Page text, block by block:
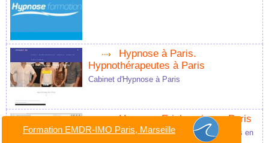
Hypnose à Paris.
Hypnothérapeutes à Paris
Cabinet d'Hypnose à Paris
Hypnose Ericksonienne Paris
Hypnose Ericksonienne à Paris, 3 praticiens en
Formation EMDR-IMO Paris, Marseille